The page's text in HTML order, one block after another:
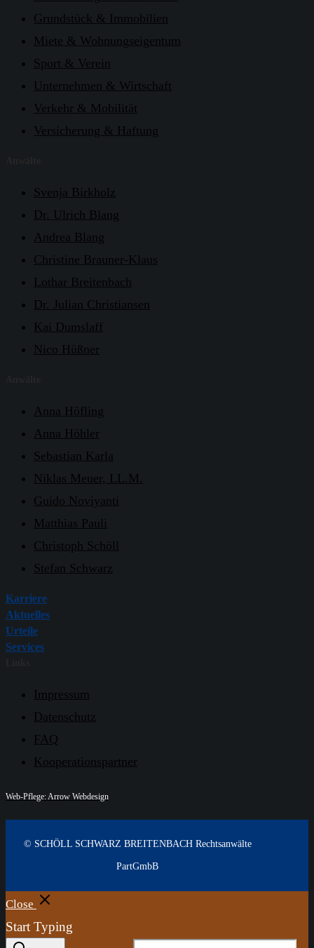
Grundstück & Immobilien
Miete & Wohnungseigentum
Sport & Verein
Unternehmen & Wirtschaft
Verkehr & Mobilität
Versicherung & Haftung
Svenja Birkholz
Dr. Ulrich Blang
Andrea Blang
Christine Brauner-Klaus
Lothar Breitenbach
Dr. Julian Christiansen
Kai Dumslaff
Nico Hüßner
Anna Höfling
Anna Höhler
Sebastian Karla
Niklas Meuer, LL.M.
Guido Noviyanti
Matthias Pauli
Christoph Schöll
Stefan Schwarz
Karriere
Aktuelles
Urteile
Services
Impressum
Datenschutz
FAQ
Kooperationspartner
Web-Pflege: Arrow Webdesign
© SCHÖLL SCHWARZ BREITENBACH Rechtsanwälte
PartGmbB
Close
Start Typing